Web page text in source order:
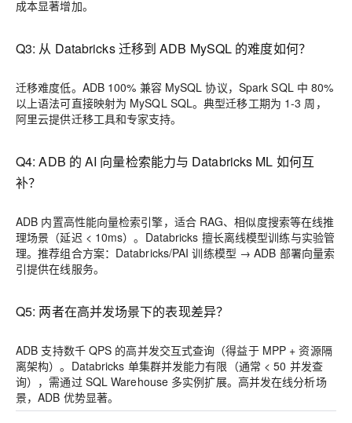
成本显著增加。
Q3: 从 Databricks 迁移到 ADB MySQL 的难度如何？
迁移难度低。ADB 100% 兼容 MySQL 协议，Spark SQL 中 80%
以上语法可直接映射为 MySQL SQL。典型迁移工期为 1-3 周，
阿里云提供迁移工具和专家支持。
Q4: ADB 的 AI 向量检索能力与 Databricks ML 如何互
补？
ADB 内置高性能向量检索引擎，适合 RAG、相似度搜索等在线推
理场景（延迟 < 10ms）。Databricks 擅长离线模型训练与实验管
理。推荐组合方案：Databricks/PAI 训练模型 → ADB 部署向量索
引提供在线服务。
Q5: 两者在高并发场景下的表现差异？
ADB 支持数千 QPS 的高并发交互式查询（得益于 MPP + 资源隔
离架构）。Databricks 单集群并发能力有限（通常 < 50 并发查
询），需通过 SQL Warehouse 多实例扩展。高并发在线分析场
景，ADB 优势显著。